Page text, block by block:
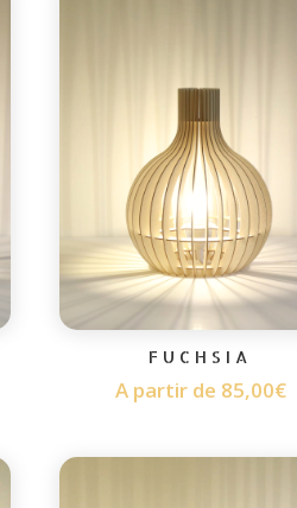
FUCHSIA
A partir de 85,00€